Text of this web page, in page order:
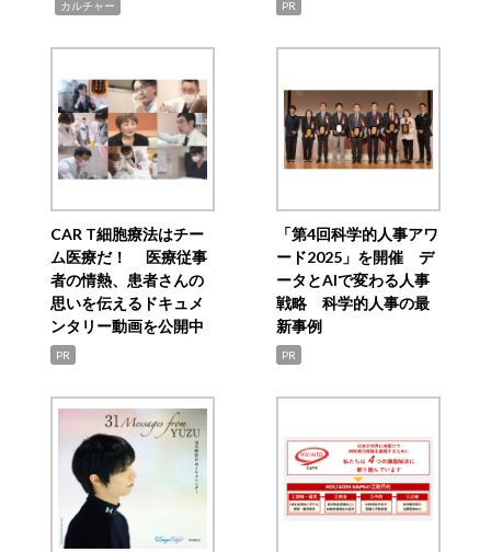
カルチャー PR
CAR T細胞療法はチー
ム医療だ！ 医療従事
者の情熱、患者さんの
思いを伝えるドキュメ
ンタリー動画を公開中
PR
「第4回科学的人事アワ
ード2025」を開催 デ
ータとAIで変わる人事
戦略 科学的人事の最
新事例
PR